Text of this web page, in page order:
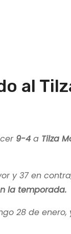
al
9-4 a Tilza
y 37 en
la temporada.
28 de enero,